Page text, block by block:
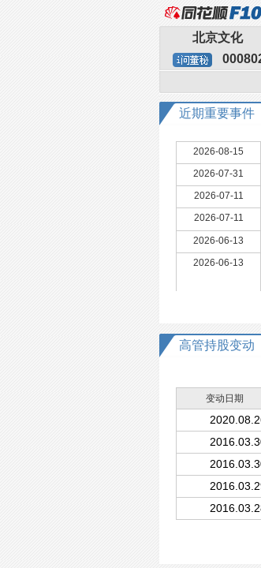
北京文化
近期重要事件
2026-08-15
2026-07-31
2026-07-11
2026-07-11
2026-06-13
2026-06-13
高管持股变动
变动日期